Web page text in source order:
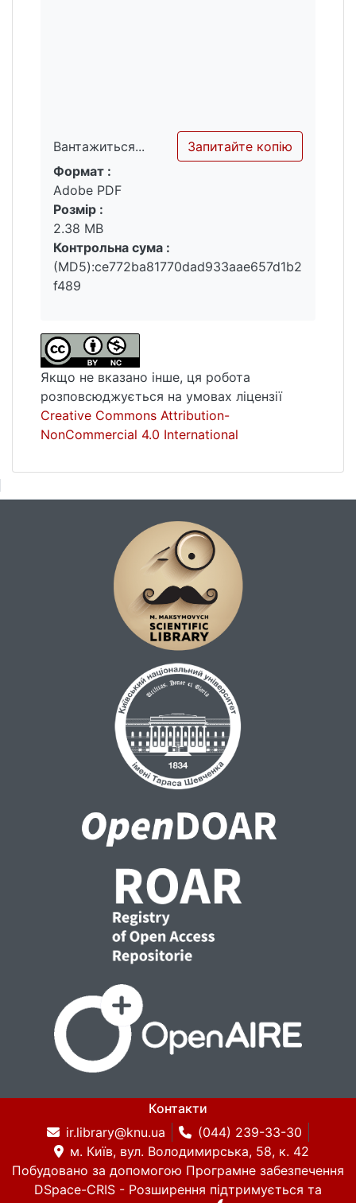
Вантажиться...
Вантажиться...
Запитайте копію
Формат :
Adobe PDF
Розмір :
2.38 MB
Контрольна сума :
(MD5):ce772ba81770dad933aae657d1b2
f489
Якщо не вказано інше, ця робота
розповсюджується на умовах ліцензії
Creative Commons Attribution-
NonCommercial 4.0 International
Контакти
ir.library@knu.ua
(044) 239-33-30
м. Київ, вул. Володимирська, 58, к. 42
Побудовано за допомогою Програмне забезпечення
DSpace-CRIS - Розширення підтримується та